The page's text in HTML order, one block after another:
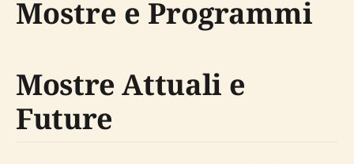
Mostre e Programmi
Mostre Attuali e
Future